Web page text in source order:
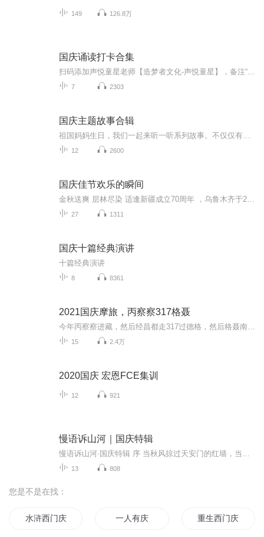
149 126.8万
国庆诵读打卡合集
7 2303
国庆主题故事合辑
12 2600
国庆佳节欢乐的瞬间
27 1311
国庆十篇经典演讲
十篇经典演讲
8 8361
2021国庆摩旅，丙察察317格聂
15 2.4万
2020国庆 宏恩FCE集训
12 921
慢语诉山河｜国庆特辑
13 808
您是不是在找：
水浒西门庆 一人有庆 重生西门庆